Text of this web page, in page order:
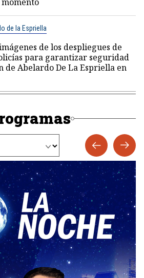
de la Espriella
de los despliegues de
para garantizar seguridad
de Abelardo De La Espriella en